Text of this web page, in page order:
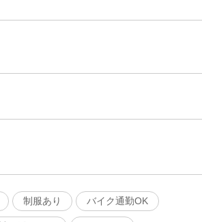
制服あり バイク通勤OK